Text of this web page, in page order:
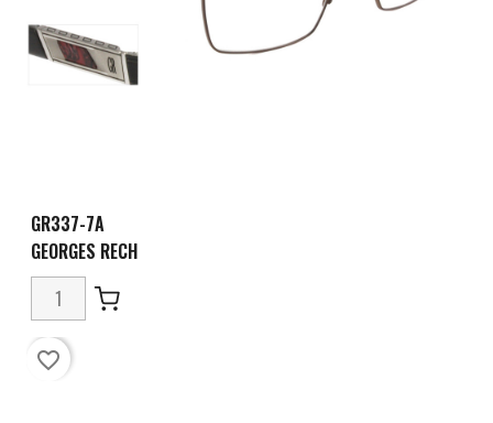
GR337-7A
GEORGES RECH
favorite_border